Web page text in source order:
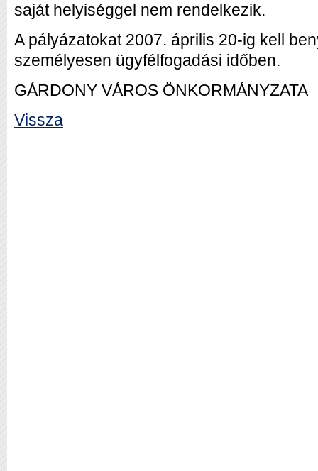
saját helyiséggel nem rendelkezik.
A pályázatokat 2007. április 20-ig kell
személyesen ügyfélfogadási időben.
GÁRDONY VÁROS ÖNKORMÁNYZATA
Vissza